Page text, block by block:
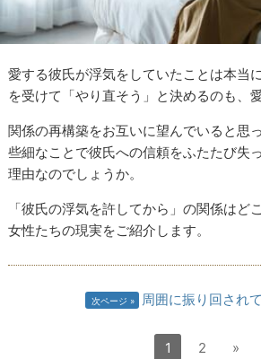
愛する彼氏が浮気をしていたことは本当
を受けて「やり直そう」と決めるのも、
関係の再構築をお互いに望んでいると思
些細なことで彼氏への信頼をふたたび失
理由なのでしょうか。
「彼氏の浮気を許してから」の関係はど
女性たちの現実をご紹介します。
次ページ 周囲に振り回され
1 2 »